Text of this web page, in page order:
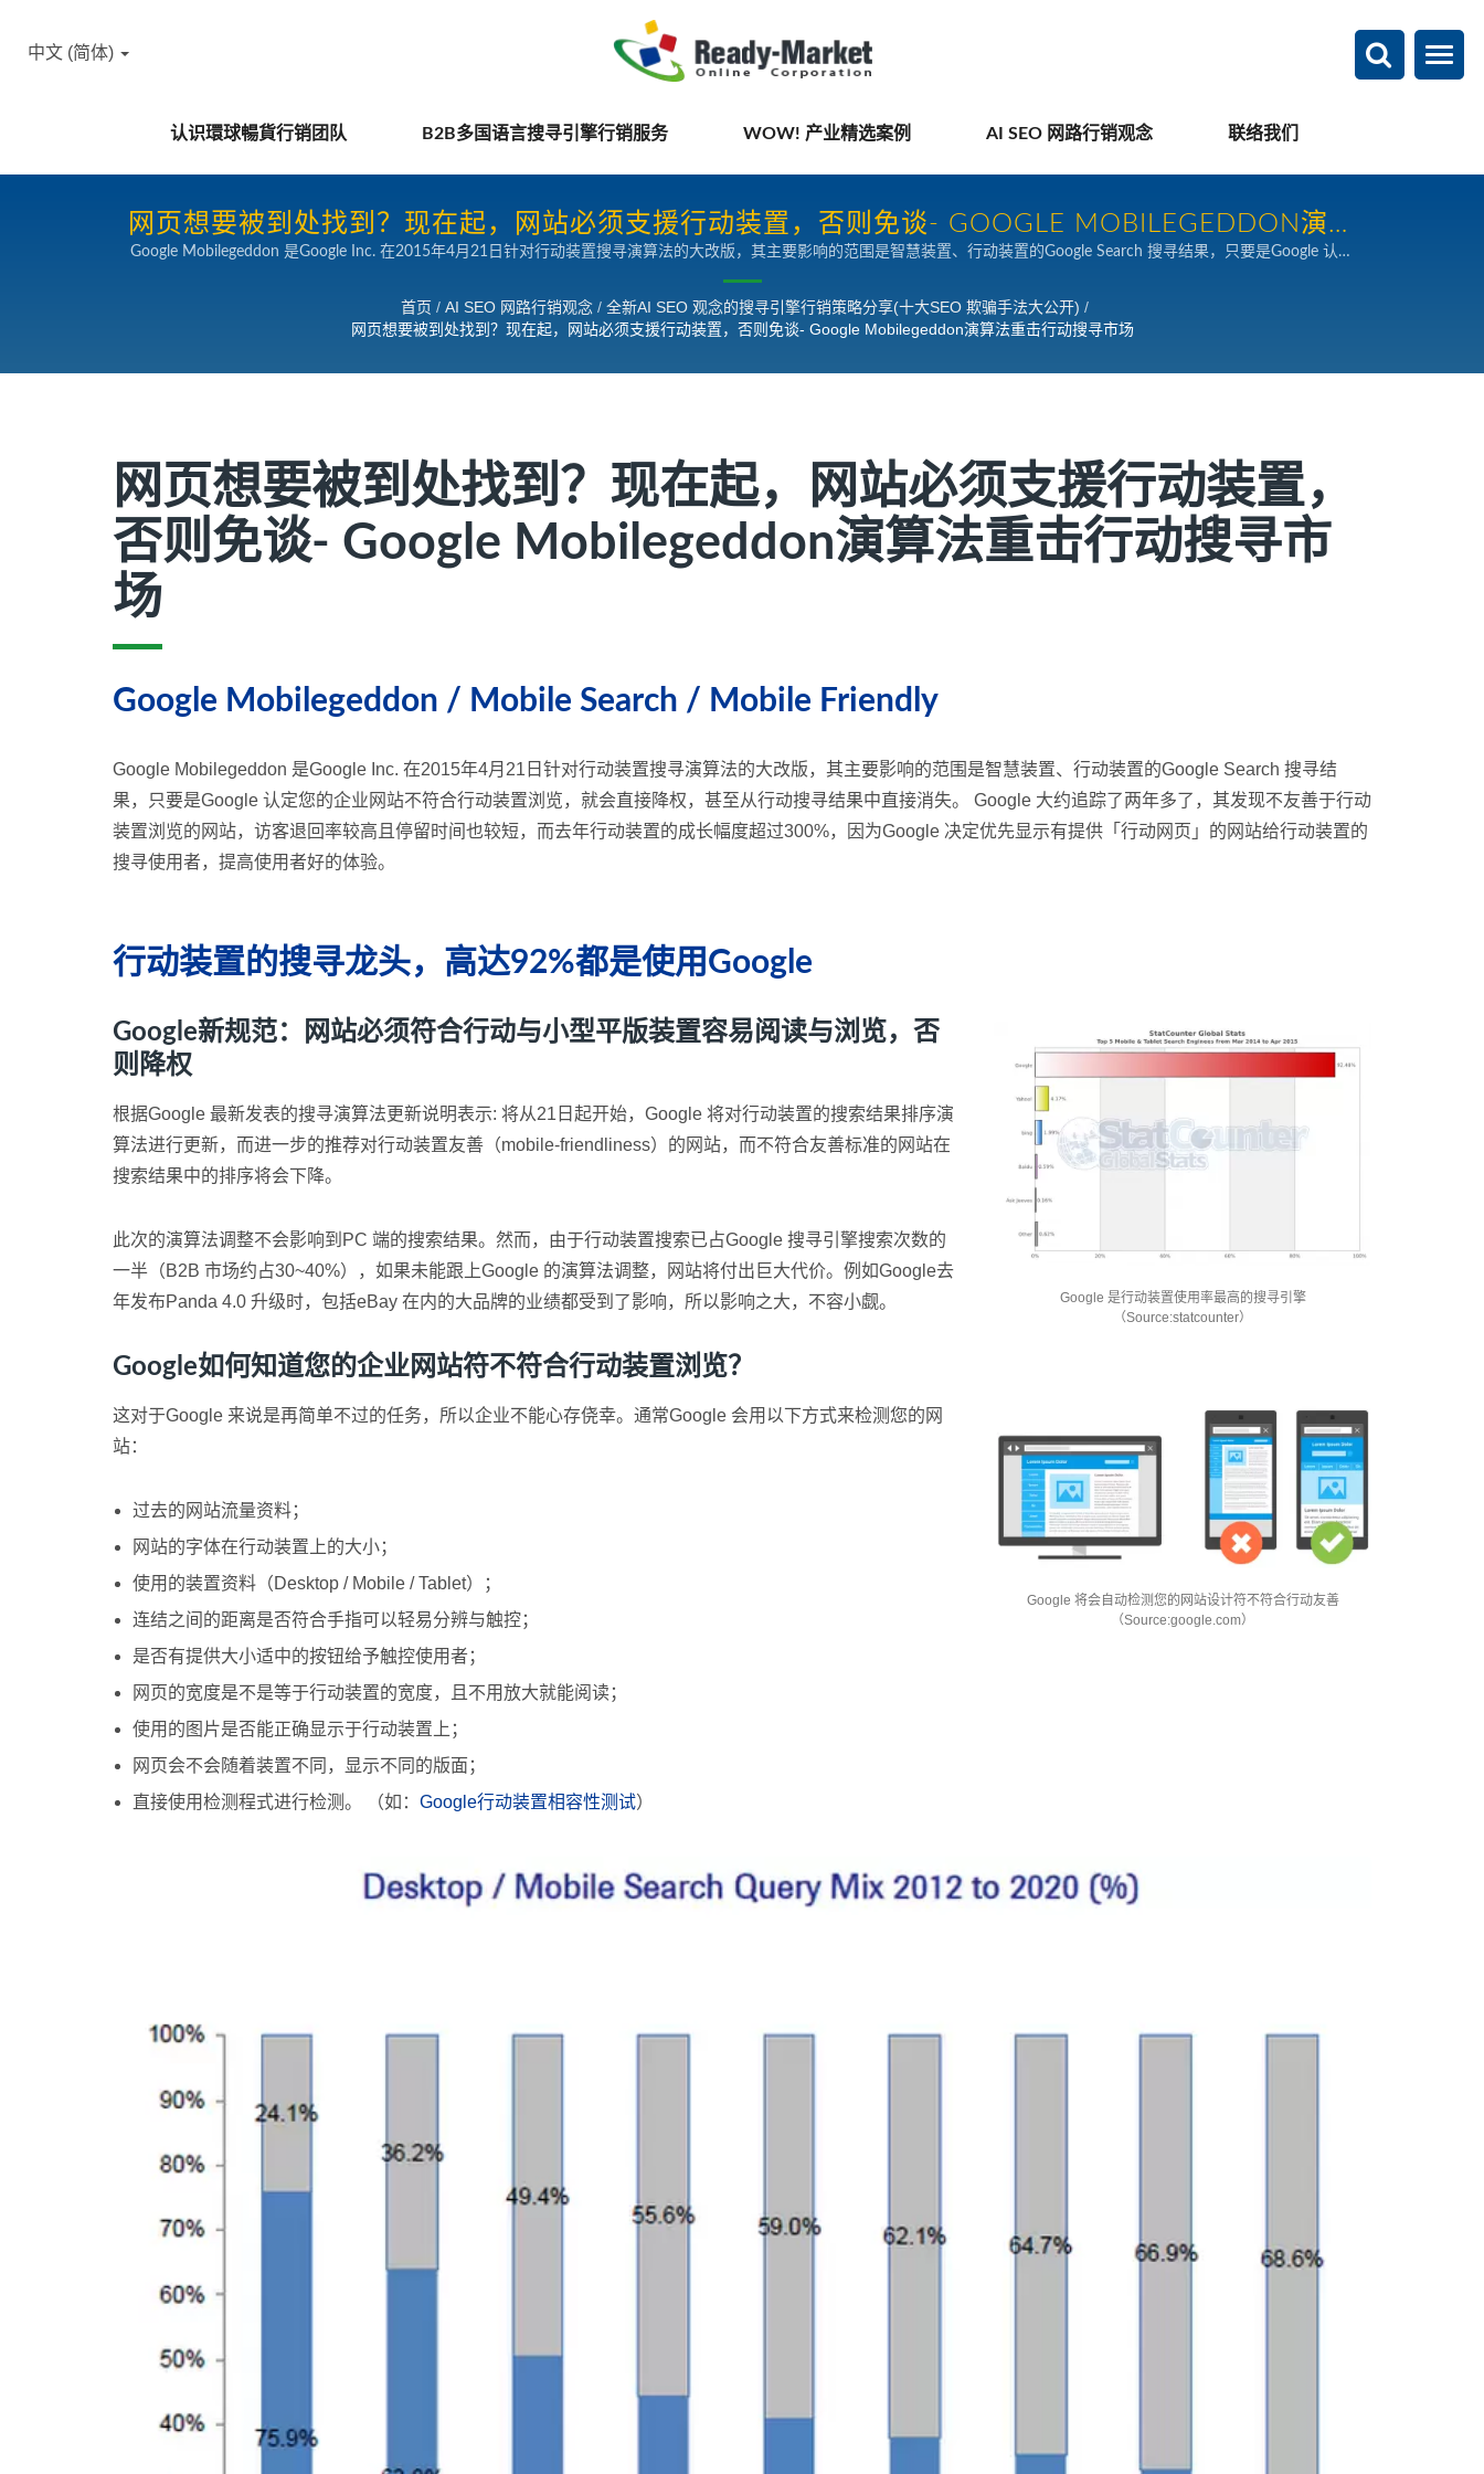
认识環球暢貨行销团队 B2B多国语言搜寻引擎行销服务 WOW! 产业精选案例 AI SEO 网路行销观念 联络我们
中文 (简体)
网页想要被到处找到？现在起，网站必须支援行动装置，否则免谈- GOOGLE MOBILEGEDDON演算
法重击行动搜寻市场| 全新AI SEO观念的搜寻引擎行销策略分享
Google Mobilegeddon 是Google Inc. 在2015年4月21日针对行动装置搜寻演算法的大改版，其主要影响的范围是智慧装置、行动装置的Google Search 搜寻结果，只要是Google 认定
间也较短，而去年行动装置的成长幅度超过300%，因为Google 决定优先显示有提供「行动网页」的网站给行动装置的搜寻使用者，提高使用者好的体验。
首页 / AI SEO 网路行销观念 / 全新AI SEO 观念的搜寻引擎行销策略分享(十大SEO 欺骗手法大公开) /
网页想要被到处找到？现在起，网站必须支援行动装置，否则免谈- Google Mobilegeddon演算法重击行动搜寻市场
网页想要被到处找到？现在起，网站必须支援行动装置，
否则免谈- Google Mobilegeddon演算法重击行动搜寻市
场
Google Mobilegeddon / Mobile Search / Mobile Friendly
Google Mobilegeddon 是Google Inc. 在2015年4月21日针对行动装置搜寻演算法的大改版，其主要影响的范围是智慧装置、行动装置的Google Search 搜寻结
果，只要是Google 认定您的企业网站不符合行动装置浏览，就会直接降权，甚至从行动搜寻结果中直接消失。 Google 大约追踪了两年多了，其发现不友善于行动
装置浏览的网站，访客退回率较高且停留时间也较短，而去年行动装置的成长幅度超过300%，因为Google 决定优先显示有提供「行动网页」的网站给行动装置的
搜寻使用者，提高使用者好的体验。
行动装置的搜寻龙头，高达92%都是使用Google
Google 是行动装置使用率最高的搜寻引擎
（Source:statcounter）
Google新规范：网站必须符合行动与小型平版装置容易阅读与浏览，否
则降权
根据Google 最新发表的搜寻演算法更新说明表示: 将从21日起开始，Google 将对行动装置的搜索结果排序演
算法进行更新，而进一步的推荐对行动装置友善（mobile-friendliness）的网站，而不符合友善标准的网站在
搜索结果中的排序将会下降。
此次的演算法调整不会影响到PC 端的搜索结果。然而，由于行动装置搜索已占Google 搜寻引擎搜索次数的
一半（B2B 市场约占30~40%），如果未能跟上Google 的演算法调整，网站将付出巨大代价。例如Google去
年发布Panda 4.0 升级时，包括eBay 在内的大品牌的业绩都受到了影响，所以影响之大，不容小觑。
Google如何知道您的企业网站符不符合行动装置浏览？
Google 将会自动检测您的网站设计符不符合行动友善
（Source:google.com）
这对于Google 来说是再简单不过的任务，所以企业不能心存侥幸。通常Google 会用以下方式来检测您的网
站：
过去的网站流量资料；
网站的字体在行动装置上的大小；
使用的装置资料（Desktop / Mobile / Tablet）；
连结之间的距离是否符合手指可以轻易分辨与触控；
是否有提供大小适中的按钮给予触控使用者；
网页的宽度是不是等于行动装置的宽度，且不用放大就能阅读；
使用的图片是否能正确显示于行动装置上；
网页会不会随着装置不同，显示不同的版面；
直接使用检测程式进行检测。 （如： Google行动装置相容性测试）